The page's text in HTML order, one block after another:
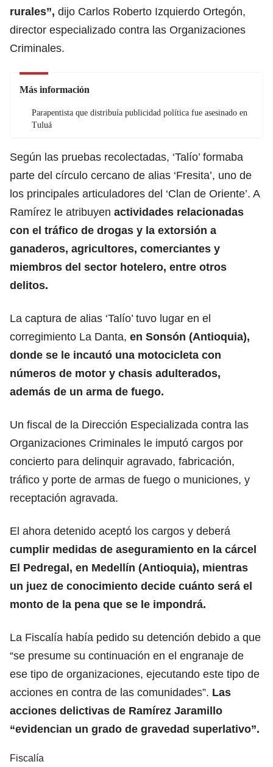
rurales”, dijo Carlos Roberto Izquierdo Ortegón,
director especializado contra las Organizaciones
Criminales.
Más información
Parapentista que distribuía publicidad política fue asesinado en
Tuluá
Según las pruebas recolectadas, ‘Talío’ formaba
parte del círculo cercano de alias ‘Fresita’, uno de
los principales articuladores del ‘Clan de Oriente’. A
Ramírez le atribuyen actividades relacionadas
con el tráfico de drogas y la extorsión a
ganaderos, agricultores, comerciantes y
miembros del sector hotelero, entre otros
delitos.
La captura de alias ‘Talío’ tuvo lugar en el
corregimiento La Danta, en Sonsón (Antioquia),
donde se le incautó una motocicleta con
números de motor y chasis adulterados,
además de un arma de fuego.
Un fiscal de la Dirección Especializada contra las
Organizaciones Criminales le imputó cargos por
concierto para delinquir agravado, fabricación,
tráfico y porte de armas de fuego o municiones, y
receptación agravada.
El ahora detenido aceptó los cargos y deberá
cumplir medidas de aseguramiento en la cárcel
El Pedregal, en Medellín (Antioquia), mientras
un juez de conocimiento decide cuánto será el
monto de la pena que se le impondrá.
La Fiscalía había pedido su detención debido a que
“se presume su continuación en el engranaje de
ese tipo de organizaciones, ejecutando este tipo de
acciones en contra de las comunidades”. Las
acciones delictivas de Ramírez Jaramillo
“evidencian un grado de gravedad superlativo”.
Fiscalía